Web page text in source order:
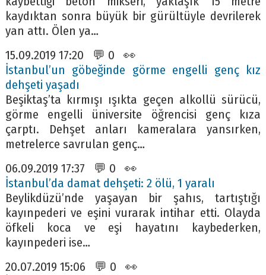
kaydıktan sonra büyük bir gürültüyle devrilerek
yan attı. Ölen ya…
15.09.2019 17:20 💬 0 👀
İstanbul’un göbeğinde görme engelli genç kız
dehşeti yaşadı
Beşiktaş’ta kırmışı ışıkta geçen alkollü sürücü,
görme engelli üniversite öğrencisi genç kıza
çarptı. Dehşet anları kameralara yansırken,
metrelerce savrulan genç…
06.09.2019 17:37 💬 0 👀
İstanbul’da damat dehşeti: 2 ölü, 1 yaralı
Beylikdüzü’nde yaşayan bir şahıs, tartıştığı
kayınpederi ve eşini vurarak intihar etti. Olayda
öfkeli koca ve eşi hayatını kaybederken,
kayınpederi ise…
20.07.2019 15:06 💬 0 👀